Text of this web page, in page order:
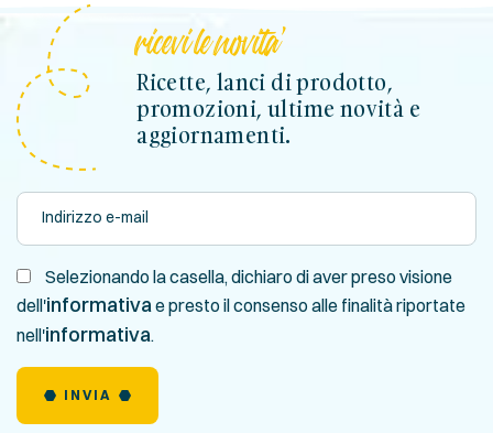
ricevi le novita'
Ricette, lanci di prodotto,
promozioni, ultime novità e
aggiornamenti.
Selezionando la casella, dichiaro di aver preso visione
dell'informativae presto il consenso alle finalità riportate
nell'informativa.
INVIA